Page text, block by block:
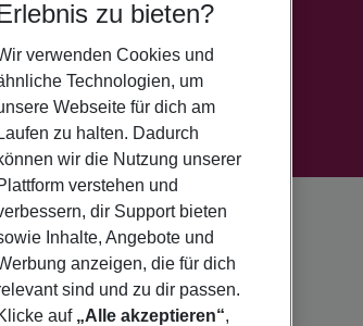
zu bieten?
verwenden Cookies und
Technologien, um
Webseite für dich am
Laufen zu halten. Dadurch
wir die Nutzung unserer
verstehen und
dir Support bieten
Inhalte, Angebote und
anzeigen, die für dich
sind und zu dir passen.
auf „Alle akzeptieren“,